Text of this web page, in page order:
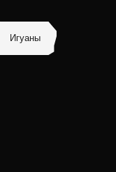
Игуаны